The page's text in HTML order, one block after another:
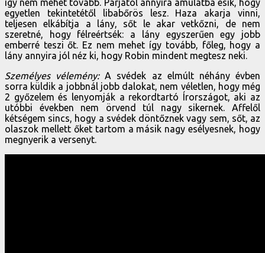
így nem mehet tovább. Párjától annyira ámulatba esik, hogy
egyetlen tekintetétől libabőrös lesz. Haza akarja vinni,
teljesen elkábítja a lány, sőt le akar vetkőzni, de nem
szeretné, hogy félreértsék: a lány egyszerűen egy jobb
emberré teszi őt. Ez nem mehet így tovább, főleg, hogy a
lány annyira jól néz ki, hogy Robin mindent megtesz neki.
Személyes vélemény:A svédek az elmúlt néhány évben
sorra küldik a jobbnál jobb dalokat, nem véletlen, hogy még
2 győzelem és lenyomják a rekordtartó Írországot, aki az
utóbbi években nem örvend túl nagy sikernek. Affelől
kétségem sincs, hogy a svédek döntőznek vagy sem, sőt, az
olaszok mellett őket tartom a másik nagy esélyesnek, hogy
megnyerik a versenyt.